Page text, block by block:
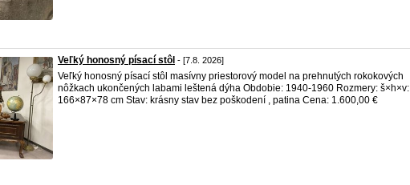
Veľký honosný písací stôl - [7.8. 2026]
Veľký honosný písací stôl masívny priestorový model na prehnutých rokokových
nôžkach ukončených labami leštená dýha Obdobie: 1940-1960 Rozmery: š×h×v:
166×87×78 cm Stav: krásny stav bez poškodení , patina Cena: 1.600,00 €